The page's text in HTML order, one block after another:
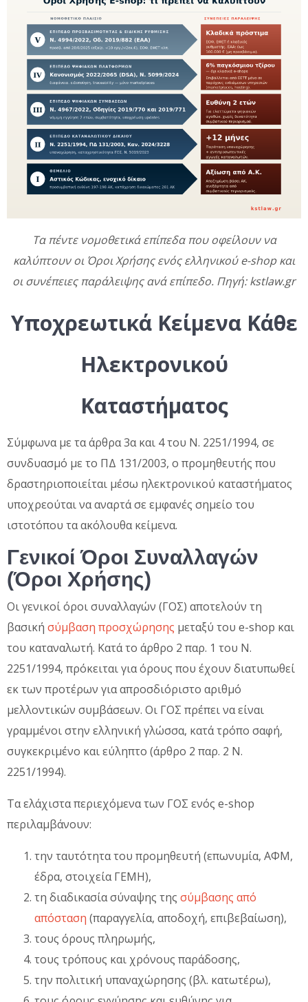
Τα πέντε νομοθετικά επίπεδα που οφείλουν να
καλύπτουν οι Όροι Χρήσης ενός ελληνικού e-shop και
οι συνέπειες παράλειψης ανά επίπεδο. Πηγή: kstlaw.gr
Υποχρεωτικά Κείμενα Κάθε
Ηλεκτρονικού
Καταστήματος
Σύμφωνα με τα άρθρα 3α και 4 του Ν. 2251/1994, σε
συνδυασμό με το ΠΔ 131/2003, ο προμηθευτής που
δραστηριοποιείται μέσω ηλεκτρονικού καταστήματος
υποχρεούται να αναρτά σε εμφανές σημείο του
ιστοτόπου τα ακόλουθα κείμενα.
Γενικοί Όροι Συναλλαγών
(Όροι Χρήσης)
Οι γενικοί όροι συναλλαγών (ΓΟΣ) αποτελούν τη
βασική σύμβαση προσχώρησης μεταξύ του e-shop και
του καταναλωτή. Κατά το άρθρο 2 παρ. 1 του Ν.
2251/1994, πρόκειται για όρους που έχουν διατυπωθεί
εκ των προτέρων για απροσδιόριστο αριθμό
μελλοντικών συμβάσεων. Οι ΓΟΣ πρέπει να είναι
γραμμένοι στην ελληνική γλώσσα, κατά τρόπο σαφή,
συγκεκριμένο και εύληπτο (άρθρο 2 παρ. 2 Ν.
2251/1994).
Τα ελάχιστα περιεχόμενα των ΓΟΣ ενός e-shop
περιλαμβάνουν:
την ταυτότητα του προμηθευτή (επωνυμία, ΑΦΜ,
έδρα, στοιχεία ΓΕΜΗ),
τη διαδικασία σύναψης της σύμβασης από
απόσταση (παραγγελία, αποδοχή, επιβεβαίωση),
τους όρους πληρωμής,
τους τρόπους και χρόνους παράδοσης,
την πολιτική υπαναχώρησης (βλ. κατωτέρω),